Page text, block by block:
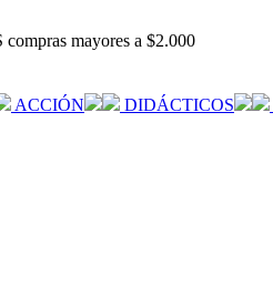
mayores a $2.000
ACCIÓN DIDÁCTICOS